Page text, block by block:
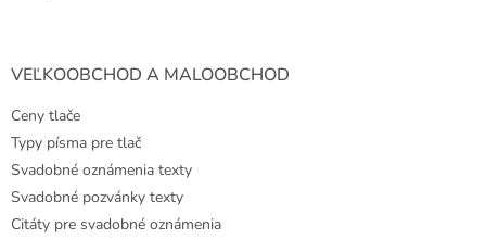
VEĽKOOBCHOD A MALOOBCHOD
Ceny tlače
Typy písma pre tlač
Svadobné oznámenia texty
Svadobné pozvánky texty
Citáty pre svadobné oznámenia